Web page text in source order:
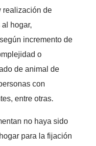
realización de
hogar,
incremento de
o
de animal de
con
entre otras.
no haya sido
para la fijación